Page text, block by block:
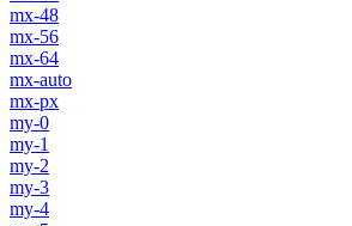
mx-48
mx-56
mx-64
mx-auto
mx-px
my-0
my-1
my-2
my-3
my-4